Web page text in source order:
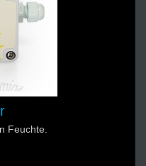
Feuchte.